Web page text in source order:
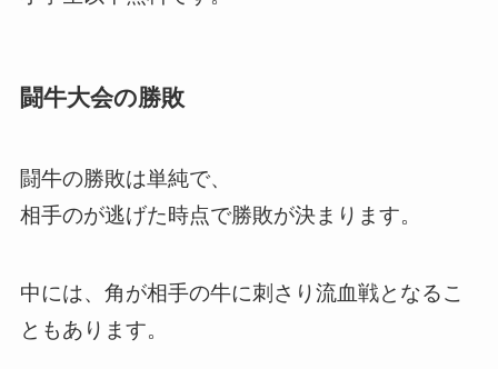
闘牛大会の勝敗
闘牛の勝敗は単純で、
相手のが逃げた時点で勝敗が決まります。
中には、角が相手の牛に刺さり流血戦となるこ
ともあります。